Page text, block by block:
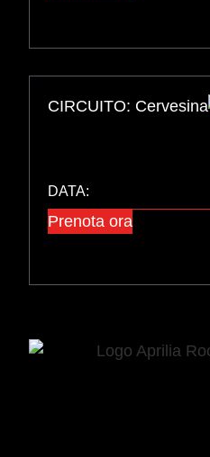
CIRCUITO: Cervesina
DATA:
Prenota ora